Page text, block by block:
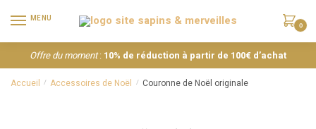
MENU
0
Offre du moment: 10% de réduction à partir de 100€ d’achat
Accueil / Accessoires de Noël / Couronne de Noël originale